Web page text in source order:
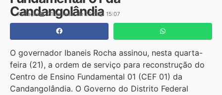
Candangolândia
Redação 21 de maio de 2025 15:07
O governador Ibaneis Rocha assinou, nesta quarta-
feira (21), a ordem de serviço para reconstrução do
Centro de Ensino Fundamental 01 (CEF 01) da
Candangolândia. O Governo do Distrito Federal